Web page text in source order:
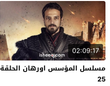
02:09:17
مسلسل المؤسس اورهان الحلقة
25